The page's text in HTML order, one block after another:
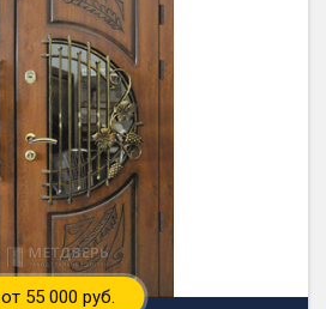
от 55 000 руб.